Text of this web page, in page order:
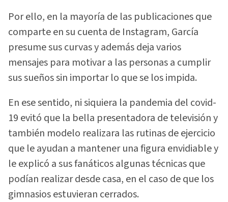
Por ello, en la mayoría de las publicaciones que
comparte en su cuenta de Instagram, García
presume sus curvas y además deja varios
mensajes para motivar a las personas a cumplir
sus sueños sin importar lo que se los impida.
En ese sentido, ni siquiera la pandemia del covid-
19 evitó que la bella presentadora de televisión y
también modelo realizara las rutinas de ejercicio
que le ayudan a mantener una figura envidiable y
le explicó a sus fanáticos algunas técnicas que
podían realizar desde casa, en el caso de que los
gimnasios estuvieran cerrados.